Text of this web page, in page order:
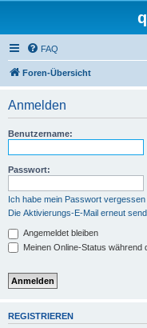
FAQ
Foren-Übersicht
Anmelden
Benutzername:
Passwort:
Ich habe mein Passwort vergessen
Die Aktivierungs-E-Mail erneut
Angemeldet bleiben
Meinen Online-Status während
REGISTRIEREN